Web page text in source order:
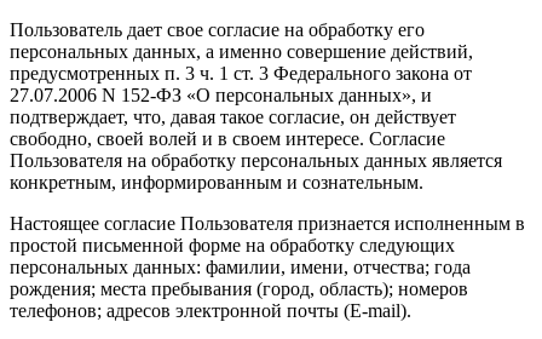
Пользователь дает свое согласие на обработку его
персональных данных, а именно совершение действий,
предусмотренных п. 3 ч. 1 ст. 3 Федерального закона от
27.07.2006 N 152-ФЗ «О персональных данных», и
подтверждает, что, давая такое согласие, он действует
свободно, своей волей и в своем интересе. Согласие
Пользователя на обработку персональных данных является
конкретным, информированным и сознательным.
Настоящее согласие Пользователя признается исполненным в
простой письменной форме на обработку следующих
персональных данных: фамилии, имени, отчества; года
рождения; места пребывания (город, область); номеров
телефонов; адресов электронной почты (E-mail).